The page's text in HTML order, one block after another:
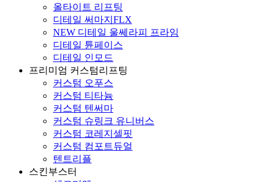
올타이트 리프팅
디테일 써마지FLX
NEW 디테일 울쎄라피 프라임
디테일 튠페이스
디테일 인모드
프리미엄 커스텀리프팅
커스텀 오푸스
커스텀 티타늄
커스텀 텐써마
커스텀 슈링크 유니버스
커스텀 코레지셀핏
커스텀 컴포트듀얼
텐트리플
스킨부스터